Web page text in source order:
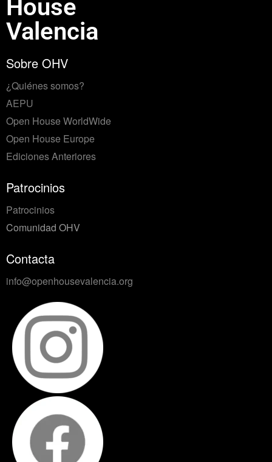
House
Valencia
Sobre OHV
¿Quiénes somos?
AEPU
Open House WorldWide
Open House Europe
Ediciones Anteriores
Patrocinios
Patrocinios
Comunidad OHV
Contacta
info@openhousevalencia.org